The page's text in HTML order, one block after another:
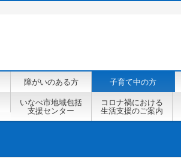
障がいのある方 子育て中の方
いなべ市地域包括
支援センター
コロナ禍における
生活支援のご案内